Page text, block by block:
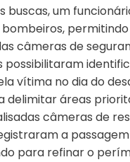
buscas, um
bombeiros,
câmeras de
possibilitaram
vítima no dia do
delimitar áreas
câmeras de
a
para refinar o